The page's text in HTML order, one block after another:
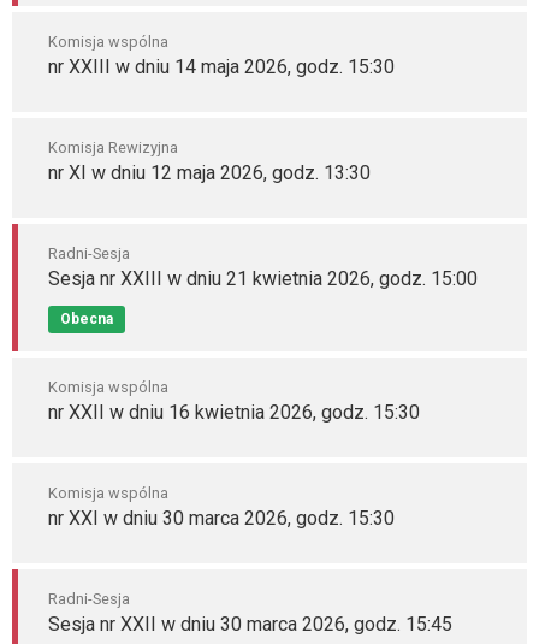
Komisja wspólna
nr XXIII w dniu 14 maja 2026, godz. 15:30
Komisja Rewizyjna
nr XI w dniu 12 maja 2026, godz. 13:30
Radni-Sesja
Sesja nr XXIII w dniu 21 kwietnia 2026, godz. 15:00
Obecna
Komisja wspólna
nr XXII w dniu 16 kwietnia 2026, godz. 15:30
Komisja wspólna
nr XXI w dniu 30 marca 2026, godz. 15:30
Radni-Sesja
Sesja nr XXII w dniu 30 marca 2026, godz. 15:45